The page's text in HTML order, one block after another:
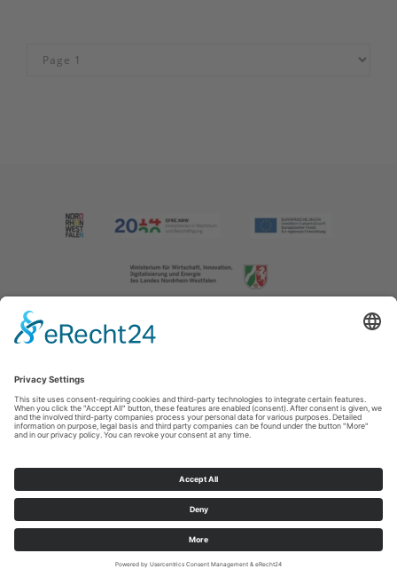
Imprint|Contact us|Privacy policy
T: +49 (0) 2974 202190 E: info@sauerland.com
Cookie-Einstellungen